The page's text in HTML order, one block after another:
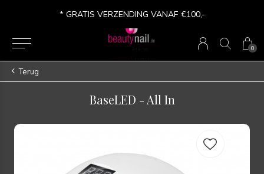
0
* VERSANDKOSTEN FREI AB €100,-
Terug
BaseLED - All In